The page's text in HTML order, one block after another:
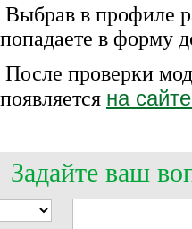
Выбрав в профиле
попадаете в форму
После проверки
появляется на
Задайте ваш